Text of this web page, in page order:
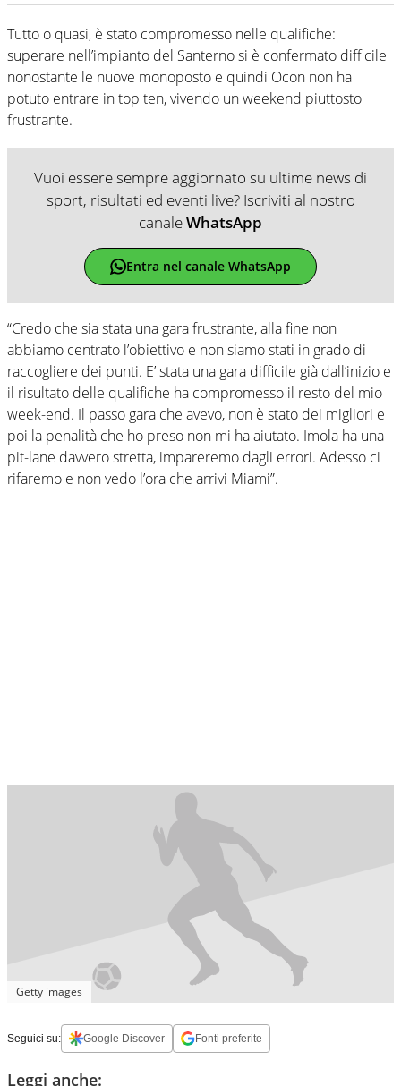
Tutto o quasi, è stato compromesso nelle qualifiche:
superare nell’impianto del Santerno si è confermato difficile
nonostante le nuove monoposto e quindi Ocon non ha
potuto entrare in top ten, vivendo un weekend piuttosto
frustrante.
Vuoi essere sempre aggiornato su ultime news di
sport, risultati ed eventi live? Iscriviti al nostro
canaleWhatsApp
Entra nel canale WhatsApp
“Credo che sia stata una gara frustrante, alla fine non
abbiamo centrato l’obiettivo e non siamo stati in grado di
raccogliere dei punti. E’ stata una gara difficile già dall’inizio e
il risultato delle qualifiche ha compromesso il resto del mio
week-end. Il passo gara che avevo, non è stato dei migliori e
poi la penalità che ho preso non mi ha aiutato. Imola ha una
pit-lane davvero stretta, impareremo dagli errori. Adesso ci
rifaremo e non vedo l’ora che arrivi Miami”.
Getty images
Seguici su: Google Discover Fonti preferite
Leggi anche: